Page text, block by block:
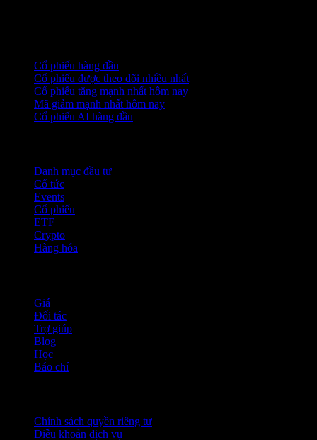
Cổ phiếu hàng đầu
Cổ phiếu được theo dõi nhiều nhất
Cổ phiếu tăng mạnh nhất hôm nay
Mã giảm mạnh nhất hôm nay
Cổ phiếu AI hàng đầu
Danh mục đầu tư
Cổ tức
Events
Cổ phiếu
ETF
Crypto
Hàng hóa
Giá
Đối tác
Trợ giúp
Blog
Học
Báo chí
Chính sách quyền riêng tư
Điều khoản dịch vụ